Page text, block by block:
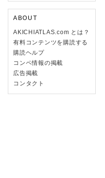
ABOUT
AKICHIATLAS.com とは？
有料コンテンツを購読する
購読ヘルプ
コンペ情報の掲載
広告掲載
コンタクト